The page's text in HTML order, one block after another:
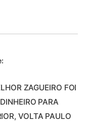
ZAGUEIRO FOI
PARA
VOLTA PAULO